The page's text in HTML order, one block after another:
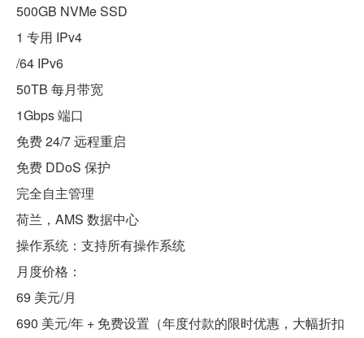
500GB NVMe SSD
1 专用 IPv4
/64 IPv6
50TB 每月带宽
1Gbps 端口
免费 24/7 远程重启
免费 DDoS 保护
完全自主管理
荷兰，AMS 数据中心
操作系统：支持所有操作系统
月度价格：
69 美元/月
690 美元/年 + 免费设置（年度付款的限时优惠，大幅折扣